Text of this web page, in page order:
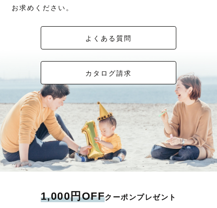
お求めください。
よくある質問
カタログ請求
1,000円OFFクーポンプレゼント